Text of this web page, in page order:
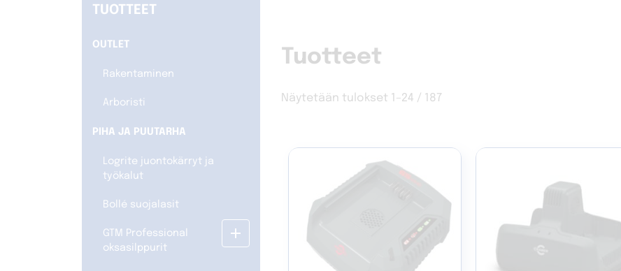
TUOTTEET
OUTLET
Rakentaminen
Arboristi
PIHA JA PUUTARHA
Logrite juontokärryt ja
työkalut
Bollé suojalasit
GTM Professional
oksasilppurit
add
Tuotteet
Näytetään tulokset 1–24 / 187